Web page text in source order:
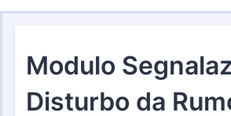
Moduli Conformi
56 Template